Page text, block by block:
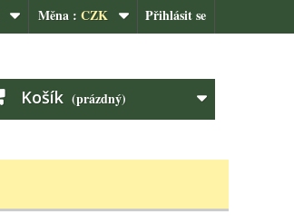
Přihlásit se
Měna : CZK
Košík (prázdný)